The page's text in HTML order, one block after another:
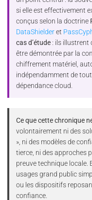
si elle est effectivement
conçus selon la doctrine
DataShielderet
cas d’étude : ils illustrent
être démontrée par la
chiffrement matériel,
indépendamment de
dépendance cloud.
Ce que cette chronique
volontairement ni des
», ni des modèles de
tierce, ni des approches
preuve technique locale.
usages grand public
ou les dispositifs
confiance.